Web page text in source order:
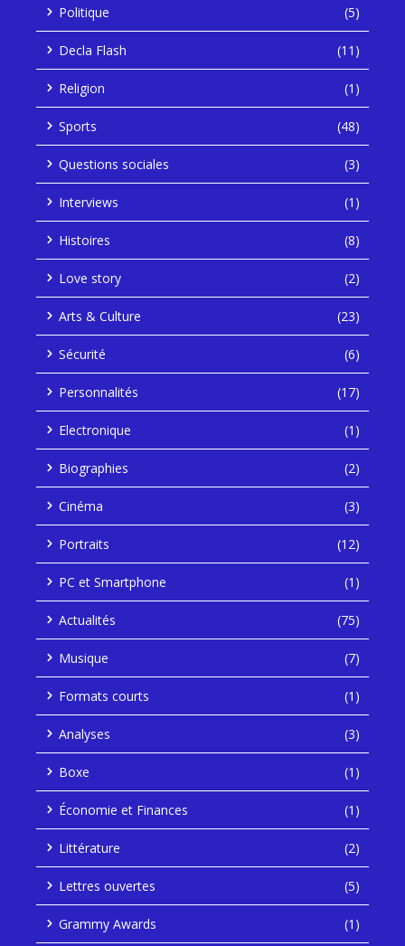
Politique (5)
Decla Flash (11)
Religion (1)
Sports (48)
Questions sociales (3)
Interviews (1)
Histoires (8)
Love story (2)
Arts & Culture (23)
Sécurité (6)
Personnalités (17)
Electronique (1)
Biographies (2)
Cinéma (3)
Portraits (12)
PC et Smartphone (1)
Actualités (75)
Musique (7)
Formats courts (1)
Analyses (3)
Boxe (1)
Économie et Finances (1)
Littérature (2)
Lettres ouvertes (5)
Grammy Awards (1)